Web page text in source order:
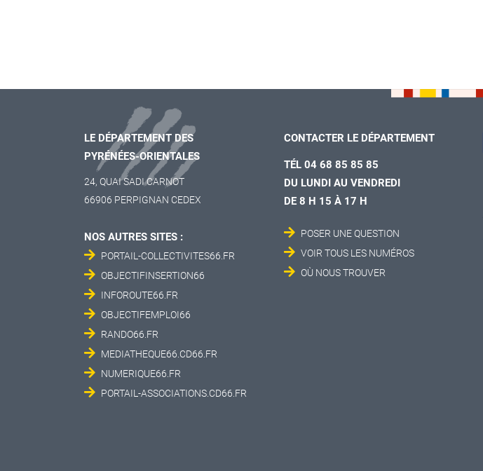
LE DÉPARTEMENT DES
PYRÉNÉES-ORIENTALES
24, QUAI SADI CARNOT
66906 PERPIGNAN CEDEX
NOS AUTRES SITES :
PORTAIL-COLLECTIVITES66.FR
OBJECTIFINSERTION66
INFOROUTE66.FR
OBJECTIFEMPLOI66
RANDO66.FR
MEDIATHEQUE66.CD66.FR
NUMERIQUE66.FR
PORTAIL-ASSOCIATIONS.CD66.FR
CONTACTER LE DÉPARTEMENT
TÉL 04 68 85 85 85
DU LUNDI AU VENDREDI
DE 8 H 15 À 17 H
POSER UNE QUESTION
VOIR TOUS LES NUMÉROS
OÙ NOUS TROUVER